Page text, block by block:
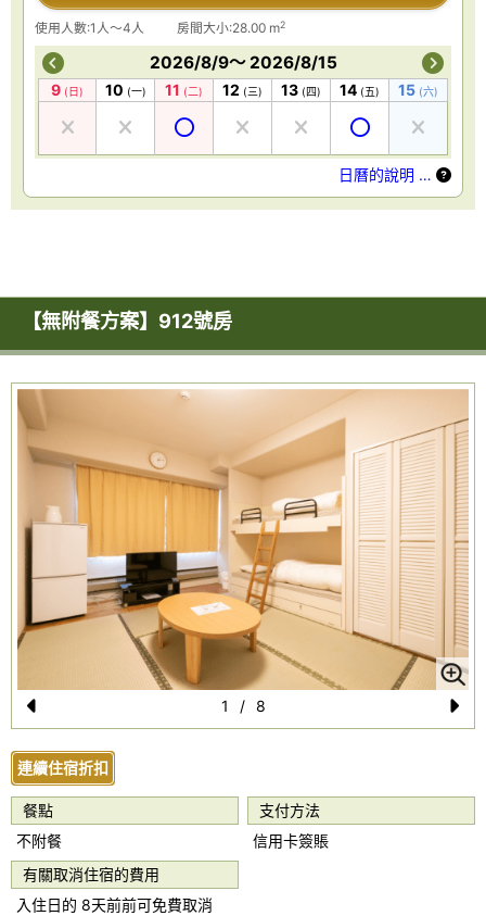
使用人數:1人～4人 房間大小:28.00 m2
2026/8/9～ 2026/8/15
9 (日) 10 (一) 11 (二) 12 (三) 13 (四) 14 (五) 15 (六)
日曆的說明 …
【無附餐方案】912號房
Pr
e
vi
o
u
s
N
xt
1 / 8
連續住宿折扣
餐點
不附餐
支付方法
信用卡簽賬
有關取消住宿的費用
入住日的 8天前前可免費取消